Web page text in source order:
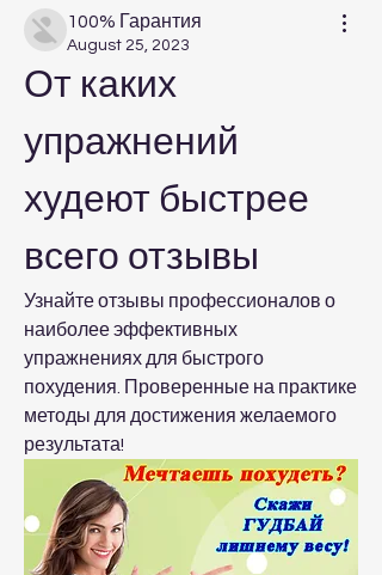
100% Гарантия
August 25, 2023
От каких
упражнений
худеют быстрее
всего отзывы
Узнайте отзывы профессионалов о
наиболее эффективных
упражнениях для быстрого
похудения. Проверенные на практике
методы для достижения желаемого
результата!